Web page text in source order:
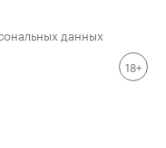
данных
18+